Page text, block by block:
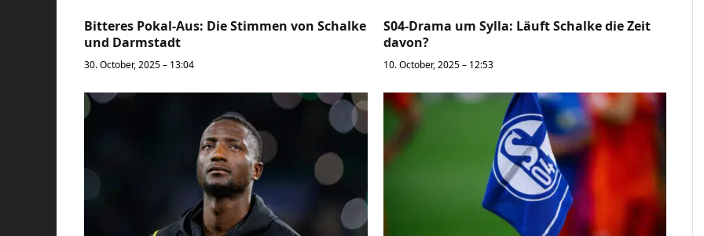
Bitteres Pokal-Aus: Die Stimmen von Schalke
und Darmstadt
30. October, 2025 – 13:04
S04-Drama um Sylla: Läuft Schalke die Zeit
davon?
10. October, 2025 – 12:53